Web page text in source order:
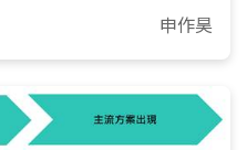
申作昊